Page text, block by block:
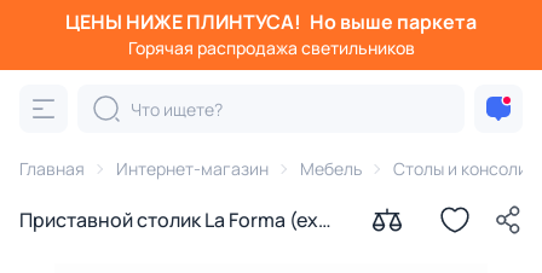
ЦЕНЫ НИЖЕ ПЛИНТУСА! Но выше паркета
Горячая распродажа светильников
Главная Интернет-магазин Мебель Столы и консоли
Приставной столик La Forma (ex